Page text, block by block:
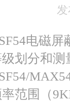
电磁
划分和测
范围（